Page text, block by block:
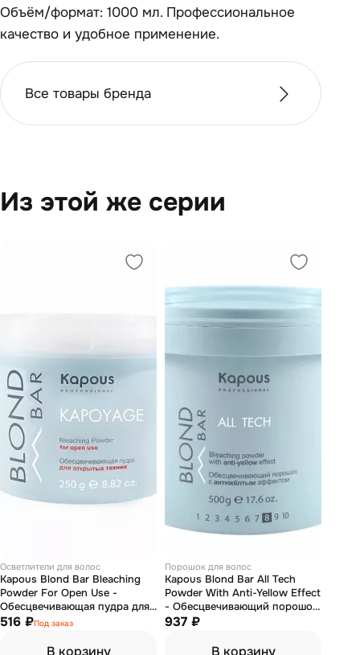
Объём/формат: 1000 мл. Профессиональное
качество и удобное применение.
Все товары бренда
Из этой же серии
Осветлители для волос
Kapous Blond Bar Bleaching
Powder For Open Use -
Обесцвечивающая пудра для
открытых техник 250 г
516 ₽Под заказ
В корзину
Порошок для волос
Kapous Blond Bar All Tech
Powder With Anti-Yellow Effect
- Обесцвечивающий порошок
с антижелтым эффектом 500 г
937 ₽
В корзину